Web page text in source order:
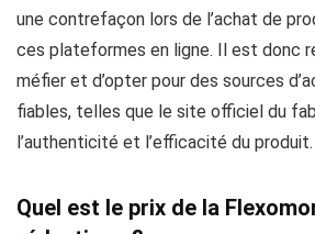
une contrefaçon lors de l’achat de
ces plateformes en ligne. Il est donc
méfier et d’opter pour des sources
fiables, telles que le site officiel du
l’authenticité et l’efficacité du produit.
Quel est le prix de la